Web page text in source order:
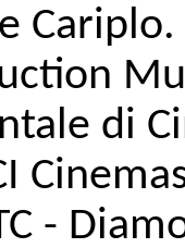
di
-